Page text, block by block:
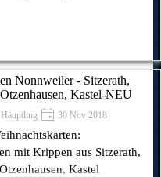
Nonnweiler - Sitzerath,
Kastel-NEU
Häuptling 30 Nov 2018
mit Krippen aus Sitzerath,
Kastel